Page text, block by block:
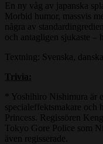
En ny våg av japanska
Morbid humor, massvis
några av
och antagligen sjukaste –
Textning: Svenska,
Trivia:
* Yoshihiro Nishimura är
specialeffektsmakare och
Princess. Regissören
Tokyo Gore Police som
även regisserade.